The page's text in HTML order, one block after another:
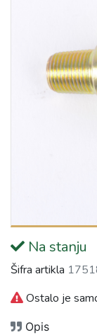
Na stanju
Šifra artikla
Ostalo je
Opis